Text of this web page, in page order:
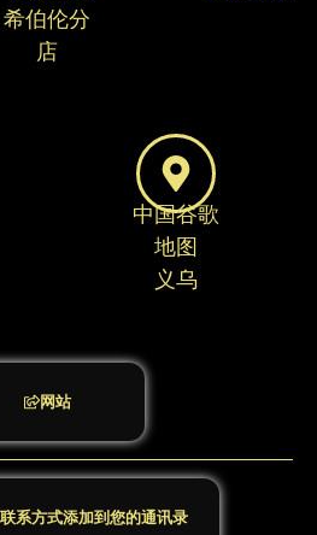
希伯伦分
店
中国谷歌
地图
义乌
网站
系方式添加到您的通讯录